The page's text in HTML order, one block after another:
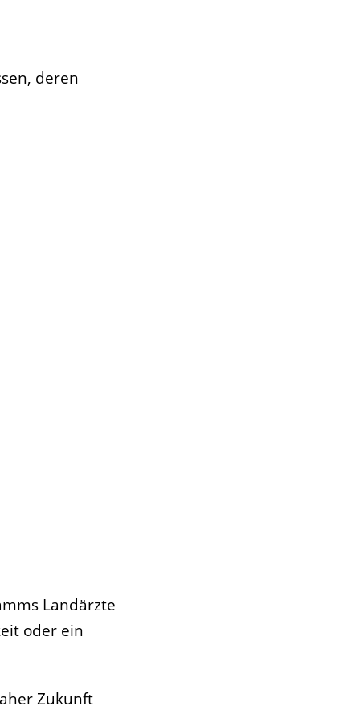
deren
Landärzte
oder ein
Zukunft